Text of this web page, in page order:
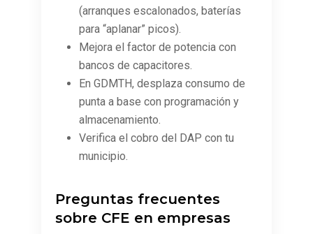
(arranques escalonados, baterías
para “aplanar” picos).
Mejora el factor de potencia con
bancos de capacitores.
En GDMTH, desplaza consumo de
punta a base con programación y
almacenamiento.
Verifica el cobro del DAP con tu
municipio.
Preguntas frecuentes
sobre CFE en empresas